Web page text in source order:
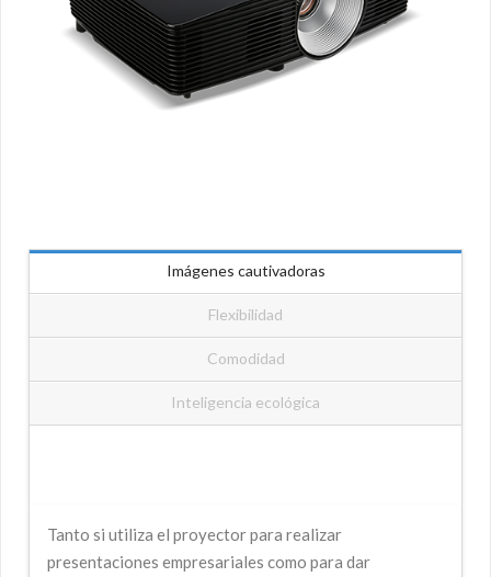
Imágenes cautivadoras
Flexibilidad
Comodidad
Inteligencia ecológica
Tanto si utiliza el proyector para realizar
presentaciones empresariales como para dar